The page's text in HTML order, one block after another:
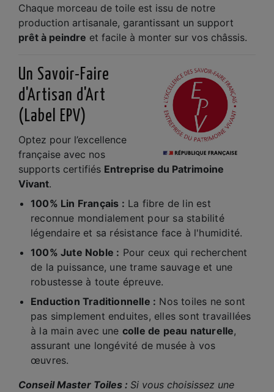
Chaque morceau de toile est issu de notre
production artisanale, garantissant un support
prêt à peindre et facile à monter sur vos châssis.
Un Savoir-Faire
d'Artisan d'Art
(Label EPV)
Optez pour l’excellence
française avec nos
supports certifiés Entreprise du Patrimoine
Vivant.
100% Lin Français : La fibre de lin est
reconnue mondialement pour sa stabilité
légendaire et sa résistance face à l'humidité.
100% Jute Noble : Pour ceux qui recherchent
de la puissance, une trame sauvage et une
robustesse à toute épreuve.
Enduction Traditionnelle : Nos toiles ne sont
pas simplement enduites, elles sont travaillées
à la main avec une colle de peau naturelle,
assurant une longévité de musée à vos
œuvres.
Conseil Master Toiles : Si vous choisissez une